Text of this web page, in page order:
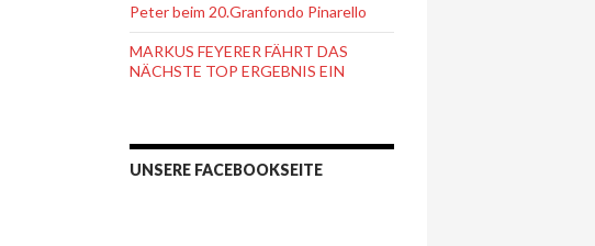
Peter beim 20.Granfondo Pinarello
MARKUS FEYERER FÄHRT DAS
NÄCHSTE TOP ERGEBNIS EIN
UNSERE FACEBOOKSEITE